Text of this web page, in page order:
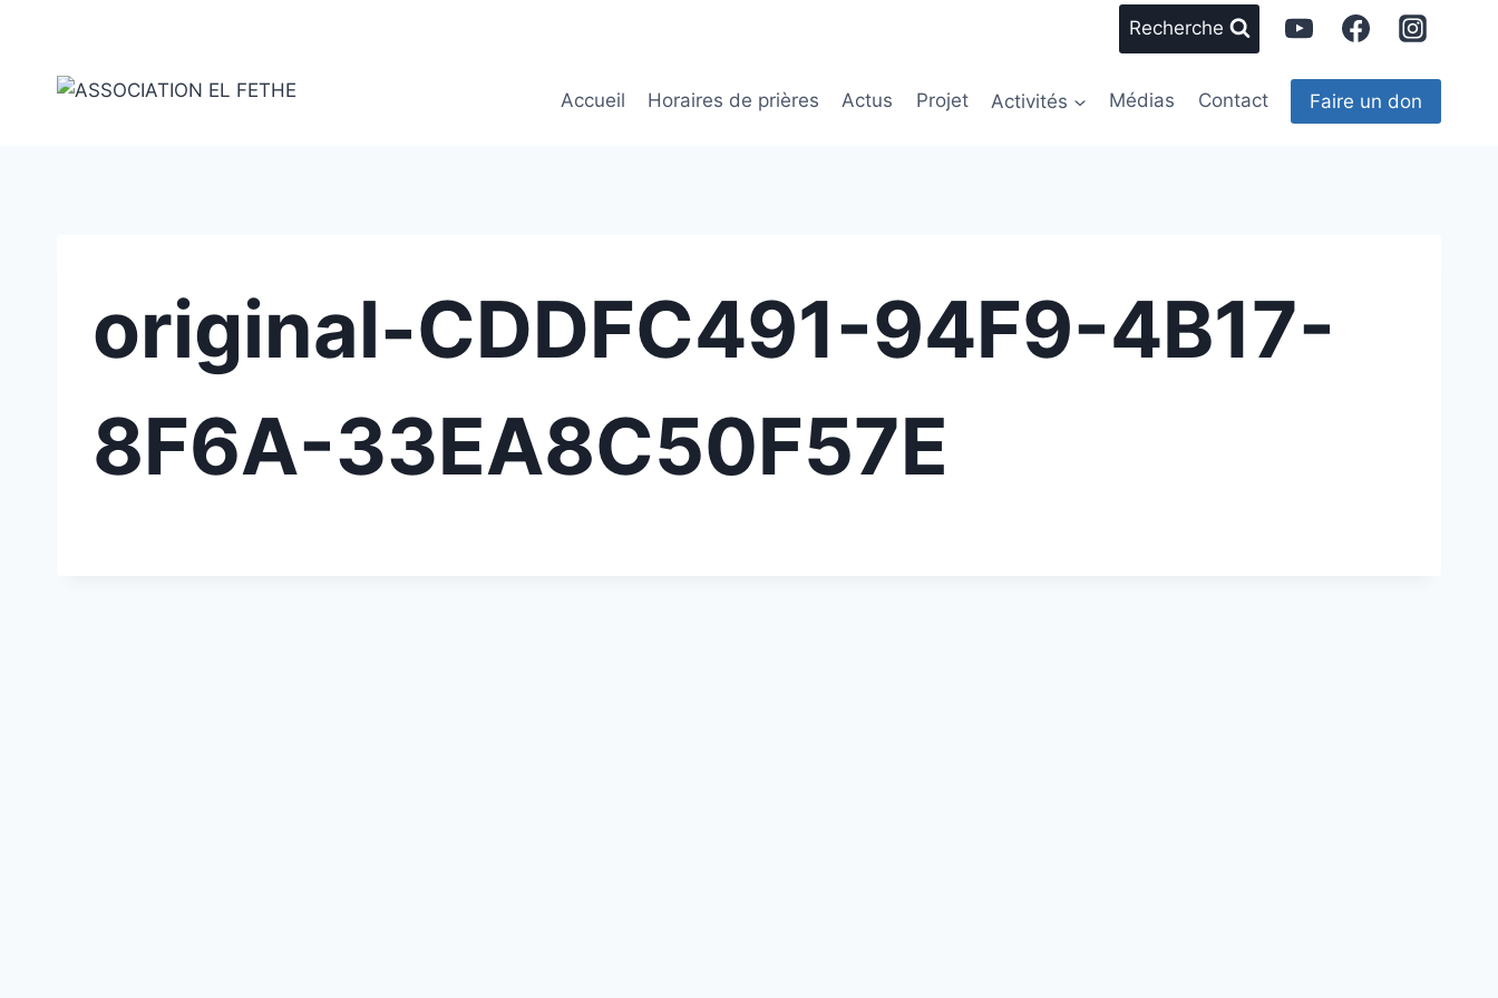
content
Recherche
Accueil Horaires de prières Actus Projet Activités Médias Contact Faire un don
original-CDDFC491-94F9-4B17-
8F6A-33EA8C50F57E